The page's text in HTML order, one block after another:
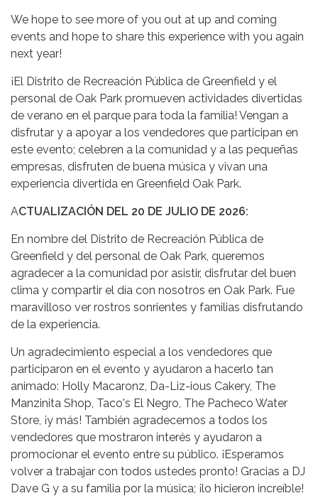
We hope to see more of you out at up and coming
events and hope to share this experience with you again
next year!
¡El Distrito de Recreación Pública de Greenfield y el
personal de Oak Park promueven actividades divertidas
de verano en el parque para toda la familia! Vengan a
disfrutar y a apoyar a los vendedores que participan en
este evento; celebren a la comunidad y a las pequeñas
empresas, disfruten de buena música y vivan una
experiencia divertida en Greenfield Oak Park.
ACTUALIZACIÓN DEL 20 DE JULIO DE 2026:
En nombre del Distrito de Recreación Pública de
Greenfield y del personal de Oak Park, queremos
agradecer a la comunidad por asistir, disfrutar del buen
clima y compartir el día con nosotros en Oak Park. Fue
maravilloso ver rostros sonrientes y familias disfrutando
de la experiencia.
Un agradecimiento especial a los vendedores que
participaron en el evento y ayudaron a hacerlo tan
animado: Holly Macaronz, Da-Liz-ious Cakery, The
Manzinita Shop, Taco's El Negro, The Pacheco Water
Store, ¡y más! También agradecemos a todos los
vendedores que mostraron interés y ayudaron a
promocionar el evento entre su público. ¡Esperamos
volver a trabajar con todos ustedes pronto! Gracias a DJ
Dave G y a su familia por la música; ¡lo hicieron increíble!